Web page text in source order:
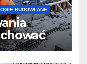
BUDOWLANE